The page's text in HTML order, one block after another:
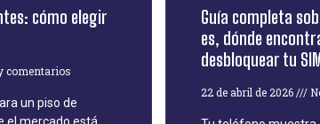
cómo elegir
comentarios
un piso de
el mercado está
Guía completa
es, dónde
desbloquear tu
22 de abril de 2026